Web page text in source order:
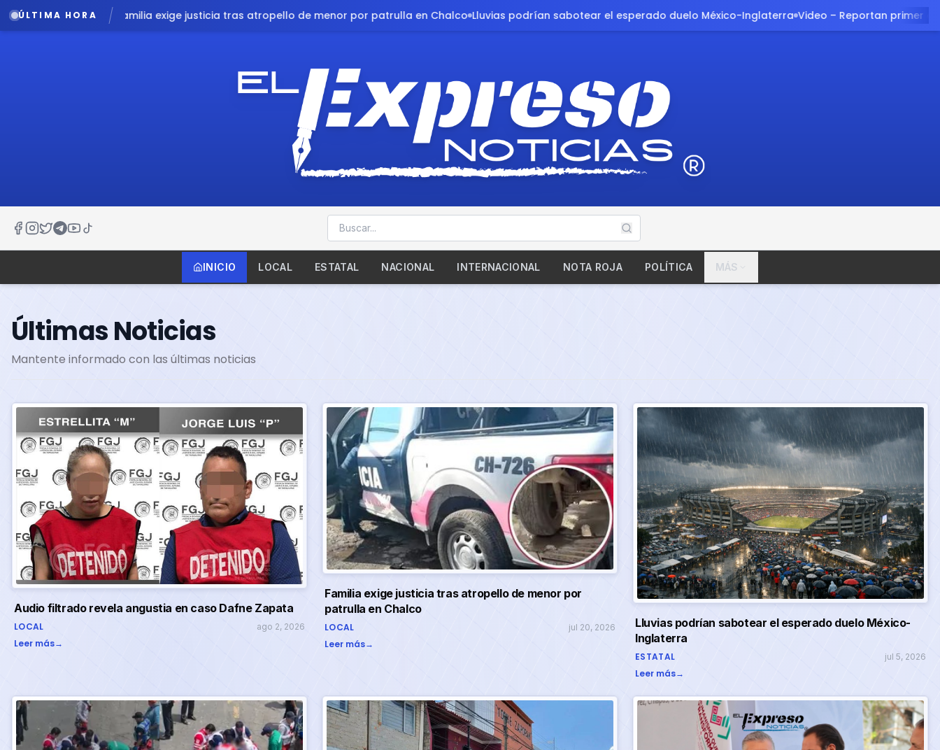
ÚLTIMA HORA
justicia tras atropello de menor por patrulla en Chalco Lluvias podrían sabotear el esperado duelo México-Inglaterra Video – Reportan primer occiso previo al partido de
INICIO LOCAL ESTATAL NACIONAL INTERNACIONAL NOTA ROJA POLÍTICA MÁS
Últimas Noticias
Mantente informado con las últimas noticias
Audio filtrado revela angustia en caso Dafne Zapata
LOCAL ago 2, 2026
Leer más→
Familia exige justicia tras atropello de menor por
patrulla en Chalco
LOCAL jul 20, 2026
Leer más→
Lluvias podrían sabotear el esperado duelo México-
Inglaterra
ESTATAL jul 5, 2026
Leer más→